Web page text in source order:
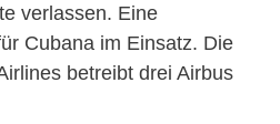
verlassen. Eine
Cubana im Einsatz. Die
betreibt drei Airbus